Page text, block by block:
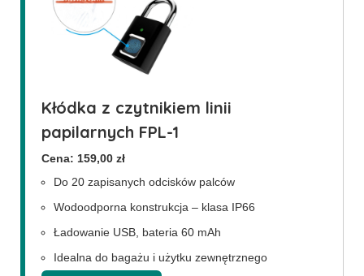
Kłódka z czytnikiem linii
papilarnych FPL-1
Cena: 159,00 zł
Do 20 zapisanych odcisków palców
Wodoodporna konstrukcja – klasa IP66
Ładowanie USB, bateria 60 mAh
Idealna do bagażu i użytku zewnętrznego